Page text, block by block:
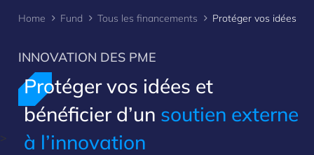
>
Home Fund Tous les financements Protéger vos idées
INNOVATION DES PME
Protéger vos idées et
bénéficier d’un soutien externe
à l’innovation